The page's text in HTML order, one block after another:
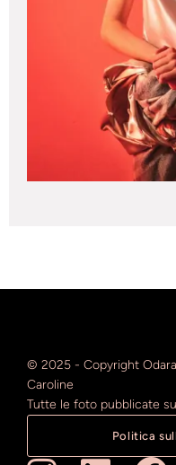
© 2025 - Copyright
Caroline
Tutte le foto pubblicate
Politica